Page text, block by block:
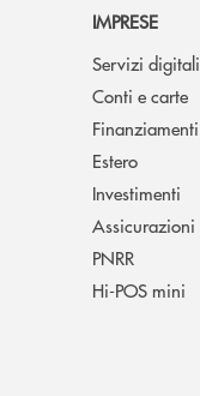
IMPRESE
Servizi digitali
Conti e carte
Finanziamenti
Estero
Investimenti
Assicurazioni
PNRR
Hi-POS mini